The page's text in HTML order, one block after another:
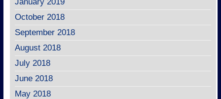
October 2018
September 2018
August 2018
July 2018
June 2018
May 2018